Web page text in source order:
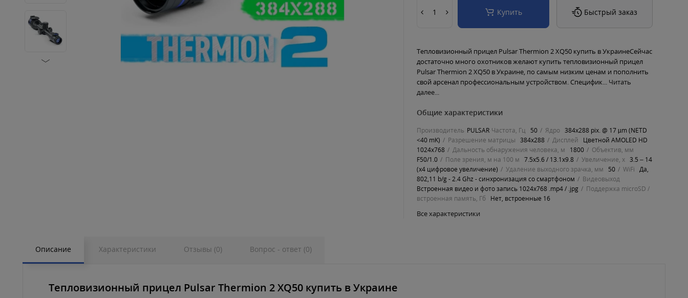
Купить Быстрый заказ
Тепловизионный прицел Pulsar Thermion 2 XQ50 купить в УкраинеСейчас
достаточно много охотников желают купить тепловизионный прицел
Pulsar Thermion 2 XQ50 в Украине, по самым низким ценам и пополнить
свой арсенал профессиональным устройством. Специфик... Читать
далее...
Общие характеристики
Производитель PULSAR Частота, Гц 50 Ядро 384x288 pix. @ 17 µm (NETD
<40 mK)
Разрешение матрицы 384x288 Дисплей
Цветной AMOLED HD
1024x768
Дальность обнаружения человека, м 1800
Объектив, мм
F50/1.0
Поле зрения, м на 100 м 7.5x5.6 / 13.1x9.8 Увеличение, х 3.5 – 14
(x4 цифровое увеличение)
Удаление выходного зрачка, мм 50 WiFi
Да,
802,11 b/g - 2.4 Ghz - синхронизация со смартфоном
Видеовыход
Встроенная видео и фото запись 1024x768 .mp4 / .jpg
Поддержка microSD /
встроенная память, Гб
Нет, встроенные 16
Все характеристики
Описание Характеристики Отзывы (0) Вопрос - ответ (0)
Тепловизионный прицел Pulsar Thermion 2 XQ50 купить в Украине